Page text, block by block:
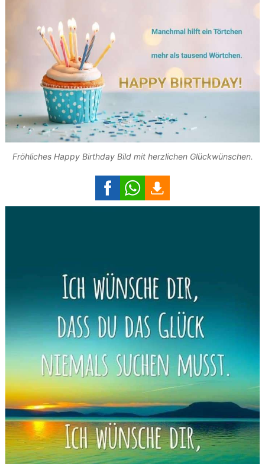
Fröhliches Happy Birthday Bild mit herzlichen Glückwünschen.